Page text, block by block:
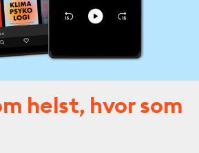
helst, hvor som